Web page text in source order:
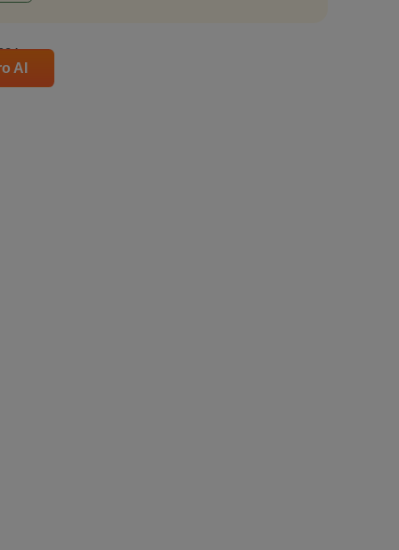
AI